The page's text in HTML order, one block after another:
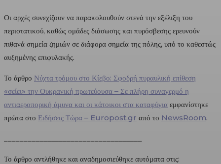
Οι αρχές συνεχίζουν να παρακολουθούν στενά την εξέλιξη του
περιστατικού, καθώς ομάδες διάσωσης και πυρόσβεσης ερευνούν
πιθανά σημεία ζημιών σε διάφορα σημεία της πόλης, υπό το καθεστώς
αυξημένης επιφυλακής.
Το άρθρο Νύχτα τρόμου στο Κίεβο: Σφοδρή πυραυλική επίθεση
«σείει» την Ουκρανική πρωτεύουσα – Σε πλήρη συναγερμό η
αντιαεροπορική άμυνα και οι κάτοικοι στα καταφύγια εμφανίστηκε
πρώτα στο Ειδήσεις Τώρα – Europost.gr από το NewsRoom.
Το άρθρο αντλήθηκε και αναδημοσιεύθηκε αυτόματα στις: